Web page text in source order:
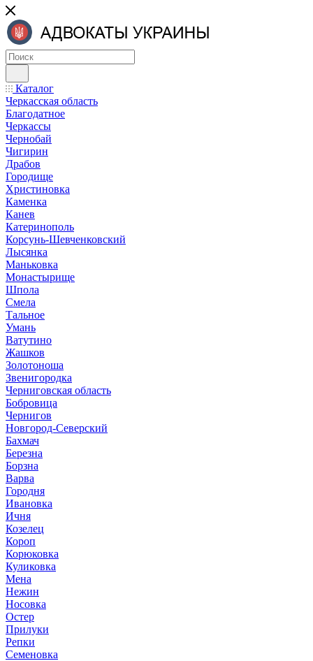
Каталог
Черкасская область
Благодатное
Черкассы
Чернобай
Чигирин
Драбов
Городище
Христиновка
Каменка
Канев
Катеринополь
Корсунь-Шевченковский
Лысянка
Маньковка
Монастырище
Шпола
Смела
Тальное
Умань
Ватутино
Жашков
Золотоноша
Звенигородка
Черниговская область
Бобровица
Чернигов
Новгород-Северский
Бахмач
Березна
Борзна
Варва
Городня
Ивановка
Ичня
Козелец
Короп
Корюковка
Куликовка
Мена
Нежин
Носовка
Остер
Прилуки
Репки
Семеновка